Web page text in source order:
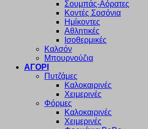
Σουμπάς-Αόρατες
Κοντές Σοσόνια
Ημίκοντες
Αθλητικές
Ισοθερμικές
Καλσόν
Μπουρνούζια
ΑΓΟΡΙ
Πυτζάμες
Καλοκαιρινές
Χειμερινές
Φόρμες
Καλοκαιρινές
Χειμερινές